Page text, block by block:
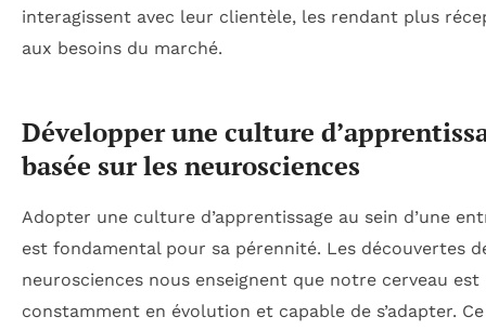
interagissent avec leur clientèle, les rendant plus
aux besoins du marché.
Développer une culture
basée sur les neurosciences
Adopter une culture d’apprentissage au sein d’une
est fondamental pour sa pérennité. Les découvertes
neurosciences nous enseignent que notre cerveau est
constamment en évolution et capable de s’adapter.